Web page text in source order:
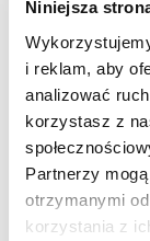
Niniejsza
i reklam, aby
analizować
korzystasz z
Partnerzy
otrzymanymi
korzystania z
Zasady
REGULAMIN
Regulamin
KAUCJA